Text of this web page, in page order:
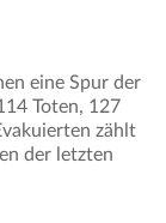
eine Spur der
Toten, 127
zählt
der letzten